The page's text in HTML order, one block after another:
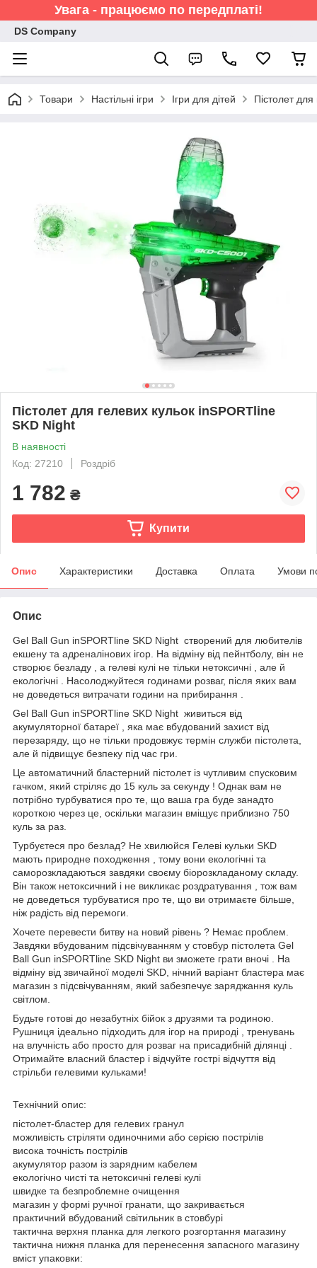
Увага - працюємо по передплаті!
DS Company
Товари Настільні ігри Ігри для дітей Пістолет
Пістолет для гелевих кульок inSPORTline
SKD Night
В наявності
Код: 27210
Роздріб
1 782 ₴
Купити
Опис Характеристики Доставка Оплата Умови
Опис
Gel Ball Gun inSPORTline SKD Night створений для любителів
екшену та адреналінових ігор. На відміну від пейнтболу, він не
створює безладу , а гелеві кулі не тільки нетоксичні , але й
екологічні . Насолоджуйтеся годинами розваг, після яких вам
не доведеться витрачати години на прибирання .
Gel Ball Gun inSPORTline SKD Night живиться від
акумуляторної батареї , яка має вбудований захист від
перезаряду, що не тільки продовжує термін служби пістолета,
але й підвищує безпеку під час гри.
Це автоматичний бластерний пістолет із чутливим спусковим
гачком, який стріляє до 15 куль за секунду ! Однак вам не
потрібно турбуватися про те, що ваша гра буде занадто
короткою через це, оскільки магазин вміщує приблизно 750
куль за раз.
Турбуєтеся про безлад? Не хвилюйся Гелеві кульки SKD
мають природне походження , тому вони екологічні та
саморозкладаються завдяки своєму біорозкладаному складу.
Він також нетоксичний і не викликає роздратування , тож вам
не доведеться турбуватися про те, що ви отримаєте більше,
ніж радість від перемоги.
Хочете перевести битву на новий рівень ? Немає проблем.
Завдяки вбудованим підсвічуванням у стовбур пістолета Gel
Ball Gun inSPORTline SKD Night ви зможете грати вночі . На
відміну від звичайної моделі SKD, нічний варіант бластера має
магазин з підсвічуванням, який забезпечує заряджання куль
світлом.
Будьте готові до незабутніх бійок з друзями та родиною.
Рушниця ідеально підходить для ігор на природі , тренувань
на влучність або просто для розваг на присадибній ділянці .
Отримайте власний бластер і відчуйте гострі відчуття від
стрільби гелевими кульками!
Технічний опис:
пістолет-бластер для гелевих гранул
можливість стріляти одиночними або серією пострілів
висока точність пострілів
акумулятор разом із зарядним кабелем
екологічно чисті та нетоксичні гелеві кулі
швидке та безпроблемне очищення
магазин у формі ручної гранати, що закривається
практичний вбудований світильник в стовбурі
тактична верхня планка для легкого розгортання магазину
тактична нижня планка для перенесення запасного магазину
вміст упаковки: